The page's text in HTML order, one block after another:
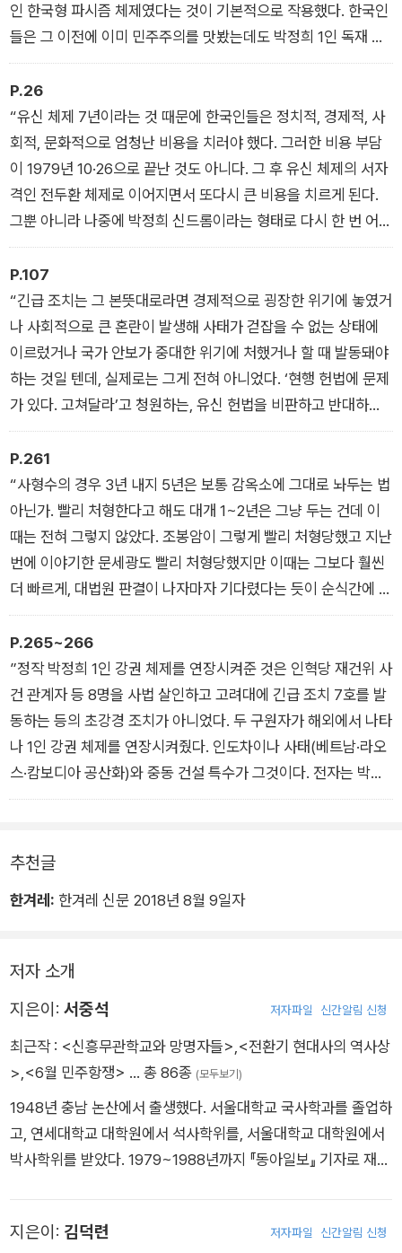
인 한국형 파시즘 체제였다는 것이 기본적으로 작용했다. 한국인
들은 그 이전에 이미 민주주의를 맛봤는데도 박정희 1인 독재 체
제를 만들어서 그걸 수호하겠다고 했으니 무리수를 계속 둘 수밖
에 없었고, 그러다보니 국민적 저항이 더 커질 수밖에 없었다. 유
신 체제가 부마항쟁이라는, 1960년 4월혁명 이후 최대의 학생·
시민 항쟁에 부딪혀 사실상 무너지게 됐다는 것도 유신 체제의 성
격을 잘 보여준다.”
P.26
“유신 체제 7년이라는 것 때문에 한국인들은 정치적, 경제적, 사
회적, 문화적으로 엄청난 비용을 치러야 했다. 그러한 비용 부담
이 1979년 10·26으로 끝난 것도 아니다. 그 후 유신 체제의 서자
격인 전두환 체제로 이어지면서 또다시 큰 비용을 치르게 된다.
그뿐 아니라 나중에 박정희 신드롬이라는 형태로 다시 한 번 어려
움을 겪게 되지 않나. 박정희 신드롬은 이명박·박근혜 정권을 출
현하게 하는 등 민주주의 진전에 암적 요인으로 작용했지만, 단순
히 민주주의에 대한 저해 요인으로만 작용한 게 아니다. 한국인의
정신과 생활 모든 면에 치유하기 힘든 어려움, 이건 남북 관계나
정치, 경제에서 특히 잘 나타나는데, 그런 어려움을 계속해서 주
는 것을 볼 수 있다.”
P.107
“긴급 조치는 그 본뜻대로라면 경제적으로 굉장한 위기에 놓였거
나 사회적으로 큰 혼란이 발생해 사태가 걷잡을 수 없는 상태에
이르렀거나 국가 안보가 중대한 위기에 처했거나 할 때 발동돼야
하는 것일 텐데, 실제로는 그게 전혀 아니었다. ‘현행 헌법에 문제
가 있다. 고쳐달라’고 청원하는, 유신 헌법을 비판하고 반대하는
여론을 철저히 금압하기 위해 긴급 조치를 내렸다. 박정희 유신
체제만 위기였을 뿐이었고, 박정희 1인의 권력을 수호하기 위한
조치였을 뿐이었다.”
P.261
“사형수의 경우 3년 내지 5년은 보통 감옥소에 그대로 놔두는 법
아닌가. 빨리 처형한다고 해도 대개 1~2년은 그냥 두는 건데 이
때는 전혀 그렇지 않았다. 조봉암이 그렇게 빨리 처형당했고 지난
번에 이야기한 문세광도 빨리 처형당했지만 이때는 그보다 훨씬
더 빠르게, 대법원 판결이 나자마자 기다렸다는 듯이 순식간에 이
런 학살이 이뤄졌다. 대한민국 역사상 처음 있는 일로 전 세계에
서도 유례를 찾기 힘든, 사법사상 최악의 암흑이었다.”
P.265~266
”정작 박정희 1인 강권 체제를 연장시켜준 것은 인혁당 재건위 사
건 관계자 등 8명을 사법 살인하고 고려대에 긴급 조치 7호를 발
동하는 등의 초강경 조치가 아니었다. 두 구원자가 해외에서 나타
나 1인 강권 체제를 연장시켜줬다. 인도차이나 사태(베트남·라오
스·캄보디아 공산화)와 중동 건설 특수가 그것이다. 전자는 박정
희가 열망하던 이른바 총력 안보 체제 구축에 이용할 수 있는 여
974, 1975년은 경기가 별로 좋지 않았는데 1974년에 시작돼 19
75년부터 엄청난 외화를 안겨준 중동 건설 특수가 상황을 바꾸
는 데 큰 역할을 했다. 중동 건설 특수가 일면서 대기업들은 그동
77년에 연평균 12~13퍼센트의 고도성장을 하게 된다. 유신 경
제 최고의 시절이었다.
추천글
한겨레: 한겨레 신문 2018년 8월 9일자
저자 소개
지은이: 서중석 저자파일 신간알림 신청
최근작 : <신흥무관학교와 망명자들>,<전환기 현대사의 역사상
>,<6월 민주항쟁> … 총 86종 (모두보기)
1948년 충남 논산에서 출생했다. 서울대학교 국사학과를 졸업하
고, 연세대학교 대학원에서 석사학위를, 서울대학교 대학원에서
박사학위를 받았다. 1979~1988년까지 『동아일보』 기자로 재직
히 목격하고 기록했다. 현재 성균관대학교 사학과 명예교수이며,
지은이: 김덕련 저자파일 신간알림 신청